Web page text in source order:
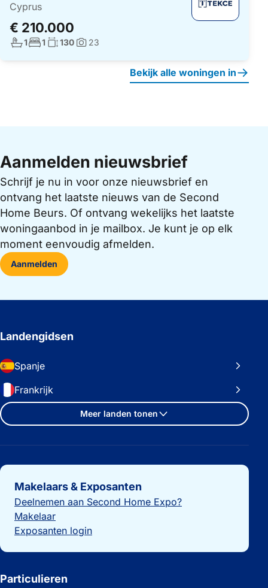
Cyprus
€ 210.000
Aantal badkamers:
1Aantal slaapkamers:
1 Woonoppervlakte:
130Foto's:
23
Bekijk alle woningen in
Aanmelden nieuwsbrief
Schrijf je nu in voor onze nieuwsbrief en
ontvang het laatste nieuws van de Second
Home Beurs. Of ontvang wekelijks het laatste
woningaanbod in je mailbox. Je kunt je op elk
moment eenvoudig afmelden.
Aanmelden
Landengidsen
Spanje
Frankrijk
Meer landen tonen
Belangrijke links
Makelaars & Exposanten
Deelnemen aan Second Home Expo?
Makelaar
Exposanten login
Particulieren